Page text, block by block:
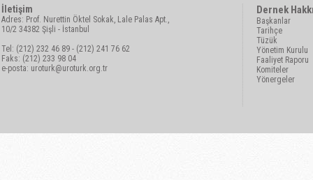
İletişim
Adres: Prof. Nurettin Öktel Sokak, Lale Palas Apt.,
10/2 34382 Şişli - İstanbul
Tel: (212) 232 46 89 - (212) 241 76 62
Faks: (212) 233 98 04
e-posta: uroturk@uroturk.org.tr
Dernek
Başkanlar
Tarihçe
Tüzük
Yönetim Kurulu
Faaliyet Raporu
Komiteler
Yönergeler